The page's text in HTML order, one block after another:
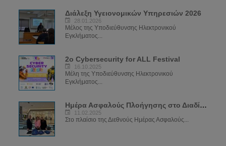
Διάλεξη Υγειονομικών Υπηρεσιών 2026
28.01.2026
Μέλος της Υποδιεύθυνσης Ηλεκτρονικού
Εγκλήματος...
2ο Cybersecurity for ALL Festival
16.10.2025
Μέλη της Υποδιεύθυνσης Ηλεκτρονικού
Εγκλήματος...
Ημέρα Ασφαλούς Πλοήγησης στο Διαδίκτυο 2025
11.02.2025
Στο πλαίσιο της Διεθνούς Ημέρας Ασφαλούς...